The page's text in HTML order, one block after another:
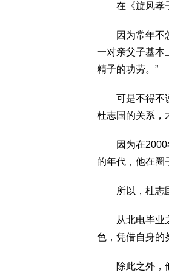
在《旋风孝子
因为常年不怎
一对亲父子基本
精子的功劳。”
可是不得不说
杜志国的关系，
因为在2000年
的年代，他在圈
所以，杜志国
从北电毕业之
色，凭借自身的
除此之外，他